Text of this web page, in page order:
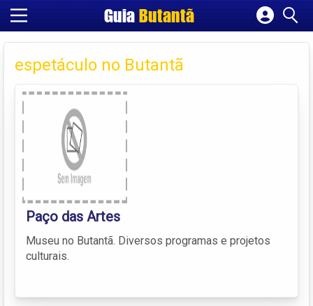
GuiaButantã
Cadastrar empresa
Fazer login
Criar conta
espetáculo no Butantã
Paço das Artes
Museu no Butantã. Diversos programas e projetos
culturais.